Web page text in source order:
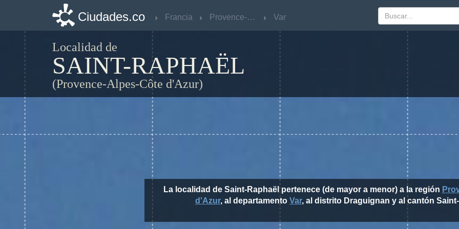
Ciudades.co Francia Provence-Alpes-Côte d'Azur Var
Localidad de
SAINT-RAPHAËL
(Provence-Alpes-Côte d'Azur)
La localidad de Saint-Raphaël pertenece (de mayor a menor) a la región
d'Azur, al departamento Var, al distrito Draguignan y al cantón
Ciudades.co Francia Provence-Alpes-Côte d'Azur Var